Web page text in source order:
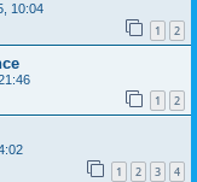
10:04
1 2
1 2
1 2 3 4